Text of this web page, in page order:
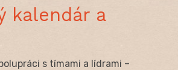
kalendár a
s tímami a lídrami –